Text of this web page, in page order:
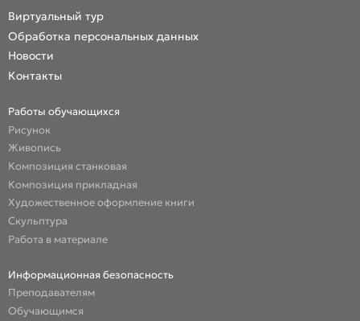
Виртуальный тур
Обработка персональных данных
Новости
Контакты
Работы обучающихся
Рисунок
Живопись
Композиция станковая
Композиция прикладная
Художественное оформление книги
Скульптура
Работа в материале
Информационная безопасность
Преподавателям
Обучающимся